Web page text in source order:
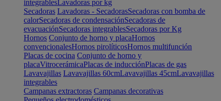
integrablesLavadoras por kg
Secadoras Lavadoras - SecadorasSecadoras con bomba de
calorSecadoras de condensaciónSecadoras de
evacuaciónSecadoras integrablesSecadoras por Kg
Hornos Conjunto de horno y placaHornos
convencionalesHornos pirolíticosHornos multifunción
Placas de cocina Conjunto de horno y
placaVitrocerámicaPlacas de inducciónPlacas de gas
Lavavajillas Lavavajillas 60cmLavavajillas 45cmLavavajillas
integrables
Campanas extractoras Campanas decorativas